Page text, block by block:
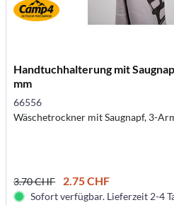
Handtuchhalterung mit
mm
66556
Wäschetrockner mit Saugnapf, 3-
3.70 CHF 2.75 CHF
Sofort verfügbar. Lieferzeit 2-4